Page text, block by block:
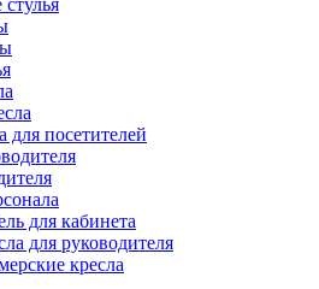
для посетителей
для кабинета
для руководителя
кресла